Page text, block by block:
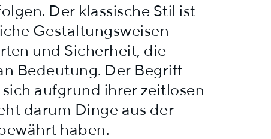
Der klassische Stil ist
Gestaltungsweisen
und Sicherheit, die
Bedeutung. Der Begriff
aufgrund ihrer zeitlosen
darum Dinge aus der
haben.